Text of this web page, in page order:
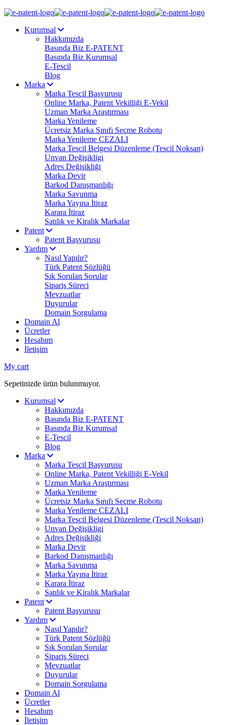
Kurumsal
Hakkımızda
Basında Biz E-PATENT
Basında Biz Kurumsal
E-Tescil
Blog
Marka
Marka Tescil Başvurusu
Online Marka, Patent Vekilliği E-Vekil
Uzman Marka Araştırması
Marka Yenileme
Ücretsiz Marka Sınıfı Seçme Robotu
Marka Yenileme CEZALI
Marka Tescil Belgesi Düzenleme (Tescil Noksan)
Unvan Değişikligi
Adres Değişikliği
Marka Devir
Barkod Danışmanlığı
Marka Savunma
Marka Yayına İtiraz
Karara İtiraz
Satılık ve Kiralık Markalar
Patent
Patent Başvurusu
Yardım
Nasıl Yapılır?
Türk Patent Sözlüğü
Sık Sorulan Sorular
Sipariş Süreci
Mevzuatlar
Duyurular
Domain Sorgulama
Domain Al
Ücretler
Hesabım
İletişim
My cart
Sepetinizde ürün bulunmuyor.
Kurumsal
Hakkımızda
Basında Biz E-PATENT
Basında Biz Kurumsal
E-Tescil
Blog
Marka
Marka Tescil Başvurusu
Online Marka, Patent Vekilliği E-Vekil
Uzman Marka Araştırması
Marka Yenileme
Ücretsiz Marka Sınıfı Seçme Robotu
Marka Yenileme CEZALI
Marka Tescil Belgesi Düzenleme (Tescil Noksan)
Unvan Değişikligi
Adres Değişikliği
Marka Devir
Barkod Danışmanlığı
Marka Savunma
Marka Yayına İtiraz
Karara İtiraz
Satılık ve Kiralık Markalar
Patent
Patent Başvurusu
Yardım
Nasıl Yapılır?
Türk Patent Sözlüğü
Sık Sorulan Sorular
Sipariş Süreci
Mevzuatlar
Duyurular
Domain Sorgulama
Domain Al
Ücretler
Hesabım
İletişim